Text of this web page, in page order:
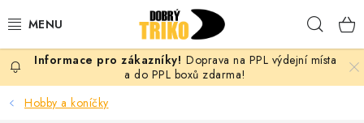
na
PRO ŽENY
PRO MUŽE
Doprava na PPL výdejní místa
a do PPL boxů zdarma!
Hobby a koníčky